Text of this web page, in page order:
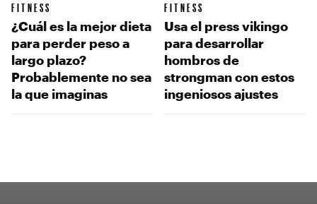
FITNESS
¿Cuál es la mejor dieta
para perder peso a
largo plazo?
Probablemente no sea
la que imaginas
FITNESS
Usa el press vikingo
para desarrollar
hombros de
strongman con estos
ingeniosos ajustes